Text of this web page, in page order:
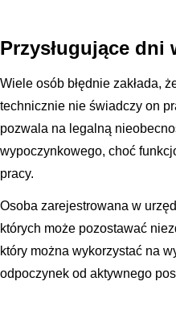
Przysługujące
Wiele osób błędnie zakłada,
technicznie nie świadczy on
pozwala na legalną
wypoczynkowego, choć
pracy.
Osoba zarejestrowana w
których może pozostawać
który można wykorzystać na
odpoczynek od aktywnego